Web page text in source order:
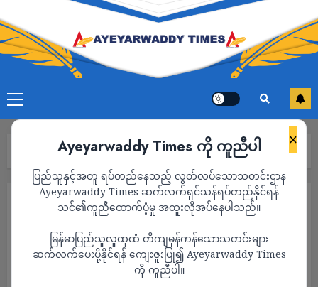
×
Ayeyarwaddy Times ကို ကူညီပါ
ပြည်သူနှင့်အတူ ရပ်တည်နေသည့် လွတ်လပ်သောသတင်းဌာန
Ayeyarwaddy Times ဆက်လက်ရှင်သန်ရပ်တည်နိုင်ရန်
သင်၏ကူညီထောက်ပံ့မှု အထူးလိုအပ်နေပါသည်။
မြန်မာပြည်သူလူထုထံ တိကျမှန်ကန်သောသတင်းများ
ဆက်လက်ပေးပို့နိုင်ရန် ကျေးဇူးပြု၍ Ayeyarwaddy Times
ကို ကူညီပါ။
သတင်း Page 1,055
သတင်း